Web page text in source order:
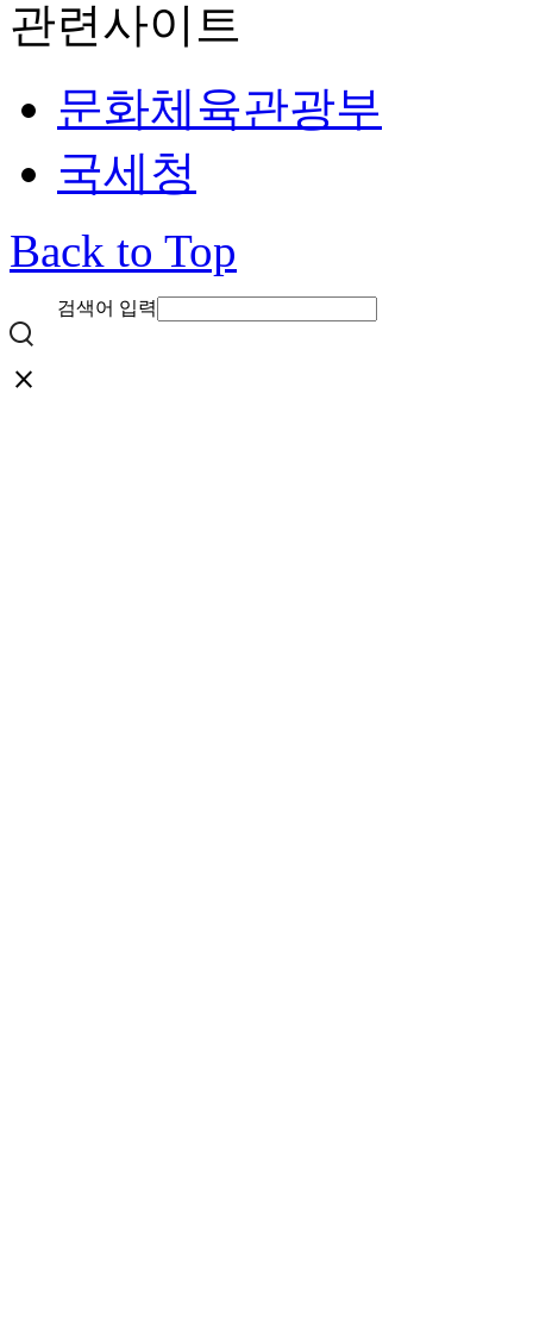
관련사이트
문화체육관광부
국세청
Back to Top
검색어 입력
close